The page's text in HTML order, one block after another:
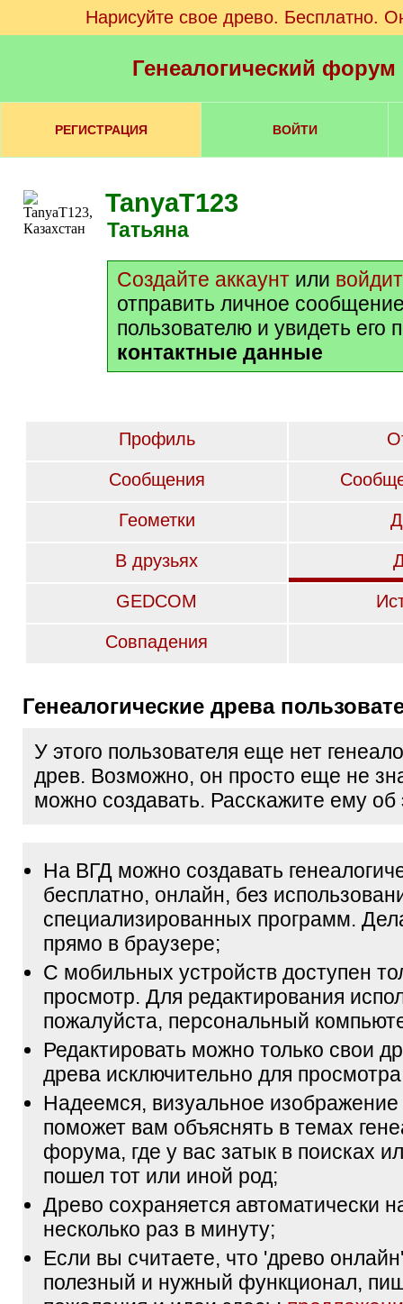
Нарисуйте свое древо. Бесплатно.
Генеалогический
РЕГИСТРАЦИЯ ВОЙТИ
TanyaT123
Татьяна
Создайте аккаунт или
отправить личное
пользователю и увидеть его
контактные данные
Профиль
Сообщения
Геометки
В друзьях
GEDCOM
Совпадения
Генеалогические древа
У этого пользователя еще нет
древ. Возможно, он просто еще не
можно создавать. Расскажите ему об
На ВГД можно создавать
бесплатно, онлайн, без
специализированных программ.
прямо в браузере;
С мобильных устройств доступен
просмотр. Для редактирования
пожалуйста, персональный
Редактировать можно только свои
древа исключительно для
Надеемся, визуальное
поможет вам объяснять в темах
форума, где у вас затык в поисках
пошел тот или иной род;
Древо сохраняется автоматически
несколько раз в минуту;
Если вы считаете, что 'древо
полезный и нужный функционал,